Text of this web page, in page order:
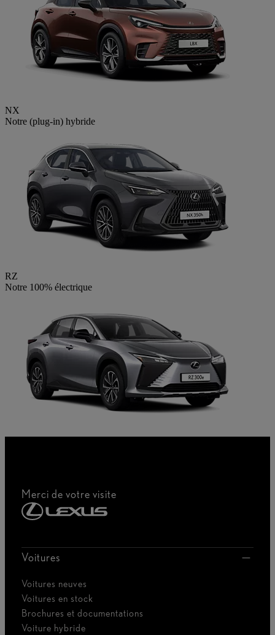
NX
Notre (plug-in) hybride
RZ
Notre 100% électrique
Merci de votre visite
Voitures
Voitures neuves
Voitures en stock
Brochures et documentations
Voiture hybride